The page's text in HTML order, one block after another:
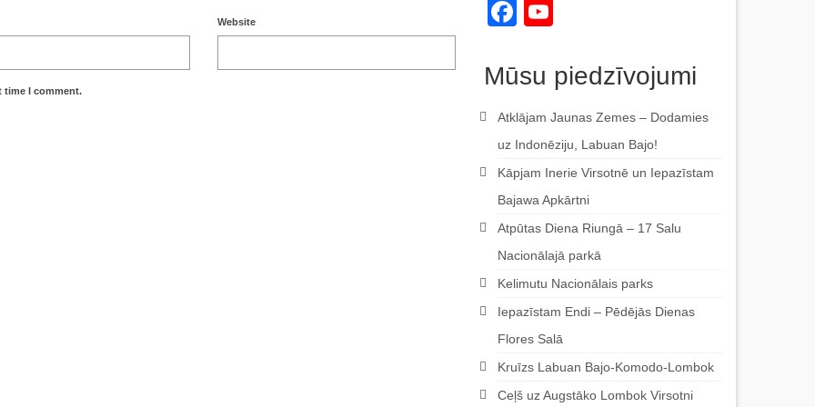
Website
time I comment.
Facebook
Mūsu piedzīvojumi
Atklājam Jaunas Zemes – Dodamies
uz Indonēziju, Labuan Bajo!
Kāpjam Inerie Virsotnē un Iepazīstam
Bajawa Apkārtni
Atpūtas Diena Riungā – 17 Salu
Nacionālajā parkā
Kelimutu Nacionālais parks
Iepazīstam Endi – Pēdējās Dienas
Flores Salā
Kruīzs Labuan Bajo-Komodo-Lombok
Ceļš uz Augstāko Lombok Virsotni